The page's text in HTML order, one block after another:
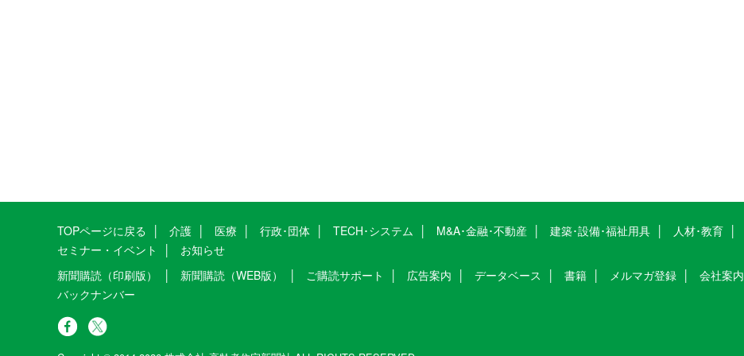
TOPページに戻る 介護 医療 行政･団体 TECH･システム M&A･金融･不動産 建築･設備･福祉用具 人材･教育
セミナー・イベント
お知らせ
新聞購読（印刷版）
新聞購読（WEB版） ご購読サポート 広告案内 データベース 書籍 メルマガ登録 会社案内
バックナンバー